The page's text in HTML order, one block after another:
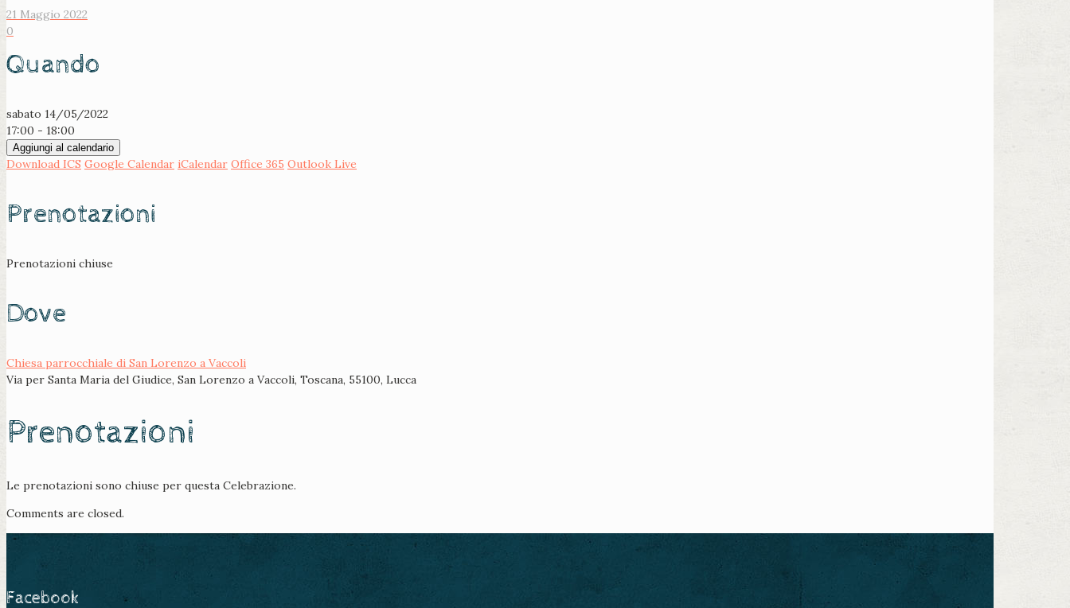
21 Maggio 2022
0
Quando
sabato 14/05/2022
17:00 - 18:00
Aggiungi al calendario
Download ICS Google Calendar iCalendar Office 365 Outlook Live
Prenotazioni
Prenotazioni chiuse
Dove
Chiesa parrocchiale di San Lorenzo a Vaccoli
Via per Santa Maria del Giudice, San Lorenzo a Vaccoli, Toscana, 55100, Lucca
Prenotazioni
Le prenotazioni sono chiuse per questa Celebrazione.
Comments are closed.
Facebook